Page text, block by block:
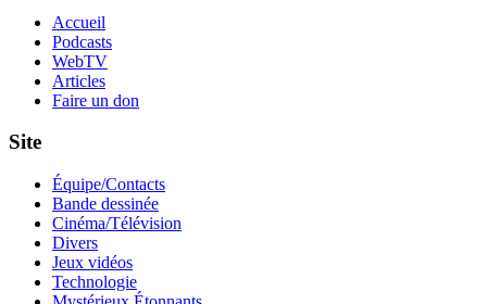
Accueil
Podcasts
WebTV
Articles
Faire un don
Site
Équipe/Contacts
Bande dessinée
Cinéma/Télévision
Divers
Jeux vidéos
Technologie